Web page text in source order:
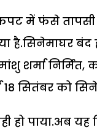
में फंसे तापसी
है.सिनेमाघर
निर्मित,
सितंबर को
हो पाया.अब